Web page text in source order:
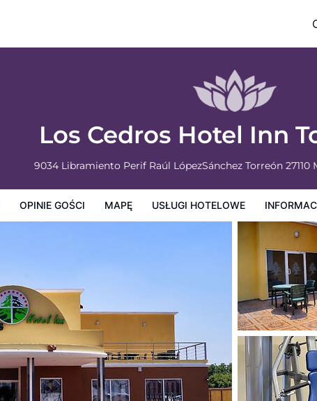
Los Cedros Hotel Inn
9034 Libramiento Perif Raúl LópezSánchez Torreón 27110
OPINIE GOŚCI MAPĘ USŁUGI HOTELOWE
Zasady działalności hotelu